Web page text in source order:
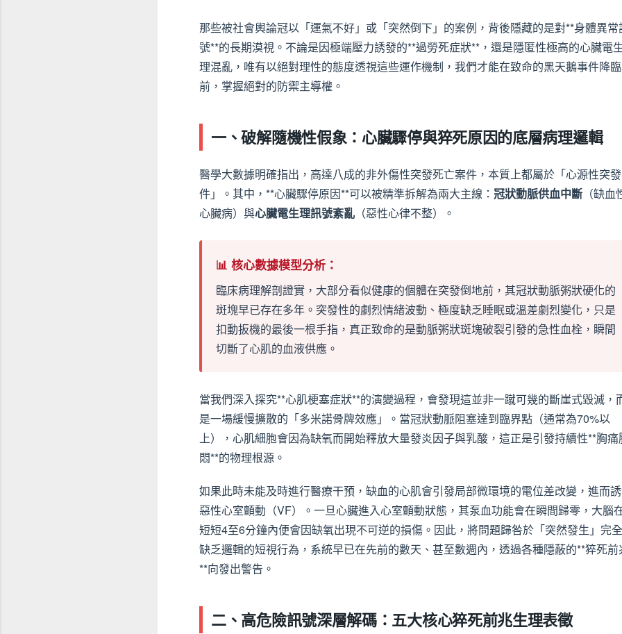
那些被社會輿論冠以「運氣不好」或「突然倒下」的案例，背後隱藏的是對**身體異常
號**的長期漠視。不論是因極端壓力誘發的**過勞死症狀**，還是隱匿性極高的心臟電
理混亂，唯有以絕對理性的態度透視這些運作機制，我們才能在致命的黑天鵝事件降臨
前，掌握絕對的防禦主導權。
一、破解隨機性假象：心臟驟停與猝死原因的底層病理邏輯
醫學大數據明確指出，高達八成的非外傷性突發死亡案件，本質上都屬於「心源性突
件」。其中，**心臟驟停原因**可以被精準拆解為兩大主線： 冠狀動脈供血中斷 （缺血
心臟病）與心臟電生理訊號紊亂 （惡性心律不整）。
📊 核心數據模型分析：
臨床病理解剖證實，大部分看似健康的個體在突發倒地前，其冠狀動脈粥狀硬化的
斑塊早已存在多年。突發性的劇烈情緒波動、極度缺乏睡眠或溫差劇烈變化，只是
扣動扳機的最後一根手指，真正致命的是動脈粥狀斑塊破裂引發的急性血栓，瞬間
切斷了心肌的血液供應。
當我們深入探究**心肌梗塞症狀**的演變過程，會發現這並非一蹴可幾的斷崖式毀滅，
是一場緩慢擴散的「多米諾骨牌效應」。當冠狀動脈阻塞達到臨界點（通常為70%以
上），心肌細胞會因為缺氧而開始釋放大量發炎因子與乳酸，這正是引發持續性**胸痛
悶**的物理根源。
如果此時未能及時進行醫療干預，缺血的心肌會引發局部微環境的電位差改變，進而
惡性心室顫動（VF）。一旦心臟進入心室顫動狀態，其泵血功能會在瞬間歸零，大腦
短短4至6分鐘內便會因缺氧出現不可逆的損傷。因此，將問題歸咎於「突然發生」完
缺乏邏輯的短視行為，系統早已在先前的數天、甚至數週內，透過各種隱蔽的**猝死前
**向發出警告。
二、高危險訊號深層解碼：五大核心猝死前兆生理表徵